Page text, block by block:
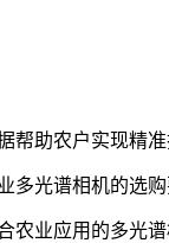
帮助农户实现精
多光谱相机的选
农业应用的多光